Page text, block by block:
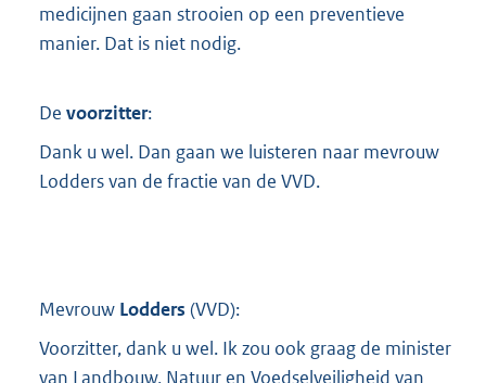
medicijnen gaan strooien op een preventieve
manier. Dat is niet nodig.
De voorzitter:
Dank u wel. Dan gaan we luisteren naar mevrouw
Lodders van de fractie van de VVD.
Mevrouw Lodders (VVD):
Voorzitter, dank u wel. Ik zou ook graag de minister
van Landbouw, Natuur en Voedselveiligheid van